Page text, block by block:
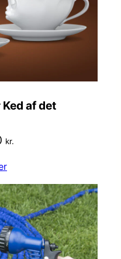
af det
kr.